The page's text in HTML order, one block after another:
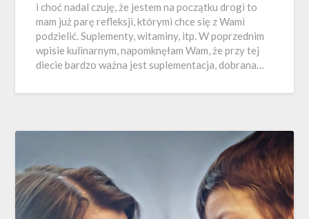
i choć nadal czuję, że jestem na początku drogi to
mam już parę refleksji, którymi chce się z Wami
podzielić. Suplementy, witaminy, itp. W poprzednim
wpisie kulinarnym, napomknęłam Wam, że przy tej
diecie bardzo ważna jest suplementacja, dobrana…